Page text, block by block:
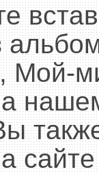
Мой-
нашем
сайте